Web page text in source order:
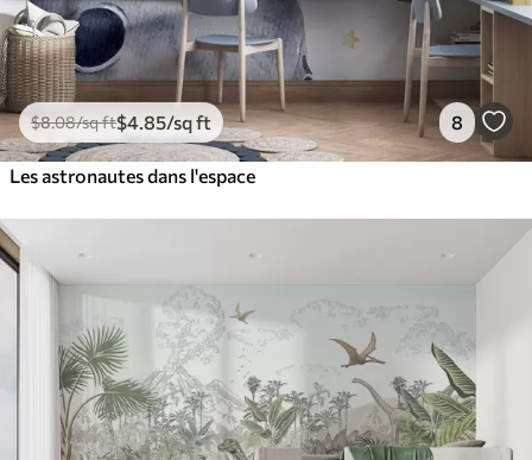
$8.08/sq ft$4 .85/sq ft 8
Les astronautes dans l'espace